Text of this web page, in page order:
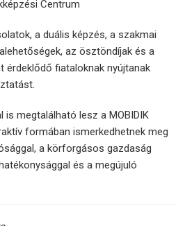
Centrum
a duális képzés, a szakmai
az ösztöndíjak és a
érdeklődő fiataloknak nyújtanak
megtalálható lesz a MOBIDIK
formában ismerkedhetnek meg
a körforgásos gazdaság
és a megújuló